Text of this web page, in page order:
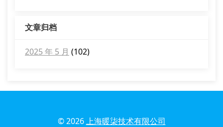
文章归档
2025 年 5 月 (102)
© 2026上海暖柒技术有限公司